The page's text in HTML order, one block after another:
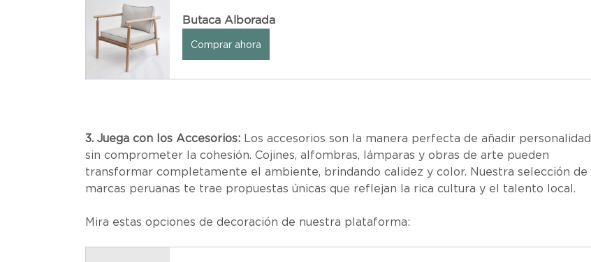
Butaca Alborada
Comprar ahora
3. Juega con los Accesorios: Los accesorios son la manera perfecta de añadir personalidad
sin comprometer la cohesión. Cojines, alfombras, lámparas y obras de arte pueden
transformar completamente el ambiente, brindando calidez y color. Nuestra selección de
marcas peruanas te trae propuestas únicas que reflejan la rica cultura y el talento local.
Mira estas opciones de decoración de nuestra plataforma: